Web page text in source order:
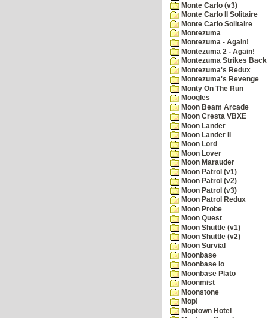
Monte Carlo (v3)
Monte Carlo II Solitaire
Monte Carlo Solitaire
Montezuma
Montezuma - Again!
Montezuma 2 - Again!
Montezuma Strikes Back
Montezuma's Redux
Montezuma's Revenge
Monty On The Run
Moogles
Moon Beam Arcade
Moon Cresta VBXE
Moon Lander
Moon Lander II
Moon Lord
Moon Lover
Moon Marauder
Moon Patrol (v1)
Moon Patrol (v2)
Moon Patrol (v3)
Moon Patrol Redux
Moon Probe
Moon Quest
Moon Shuttle (v1)
Moon Shuttle (v2)
Moon Survial
Moonbase
Moonbase Io
Moonbase Plato
Moonmist
Moonstone
Mop!
Moptown Hotel